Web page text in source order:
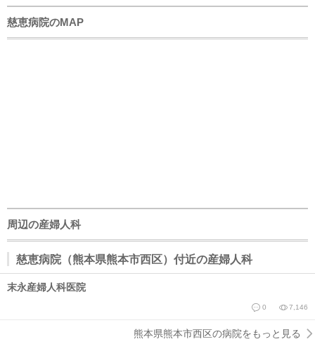
慈恵病院のMAP
周辺の産婦人科
慈恵病院（熊本県熊本市西区）付近の産婦人科
末永産婦人科医院
0 7,146
熊本県熊本市西区の病院をもっと見る